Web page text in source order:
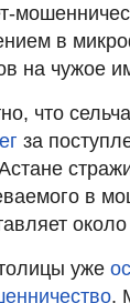
в
на чужое
что
за
в
уже
.